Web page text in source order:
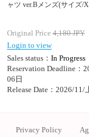
ャツ ver.Bメンズ(サイズ/
Original Price 4,180JPY
Login to view
Sales status： In Progress
Reservation Deadline：
06日
Release Date：2026/11/
Privacy Policy